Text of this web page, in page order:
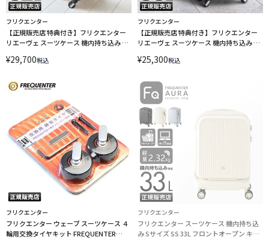
フリクエンター
【正規販売店 特典付き】フリクエンター
リエーヴェ スーツケース 機内持ち込み S
FREQUENTER 1-254 エンドー鞄
¥29,700税込
フリクエンター
【正規販売店 特典付き】フリクエンター
リエーヴェ スーツケース 機内持ち込み S
250 エンドー鞄
¥25,300税込
フリクエンター
フリクエンター ウェーブ スーツケース ４
輪用交換タイヤキット FREQUENTER
フリクエンター
フリクエンター スーツケース 機内持ち込
み Sサイズ SS 33L フロントオープン キャ